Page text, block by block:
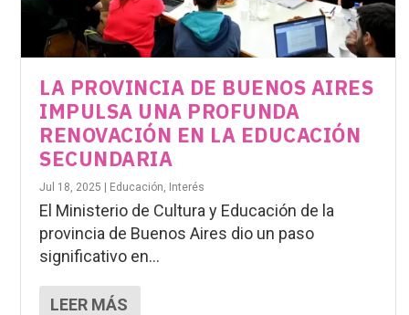
LA PROVINCIA DE BUENOS AIRES
IMPULSA UNA PROFUNDA
RENOVACIÓN EN LA EDUCACIÓN
SECUNDARIA
Jul 18, 2025 Educación, Interés
El Ministerio de Cultura y Educación de la
provincia de Buenos Aires dio un paso
significativo en...
LEER MÁS